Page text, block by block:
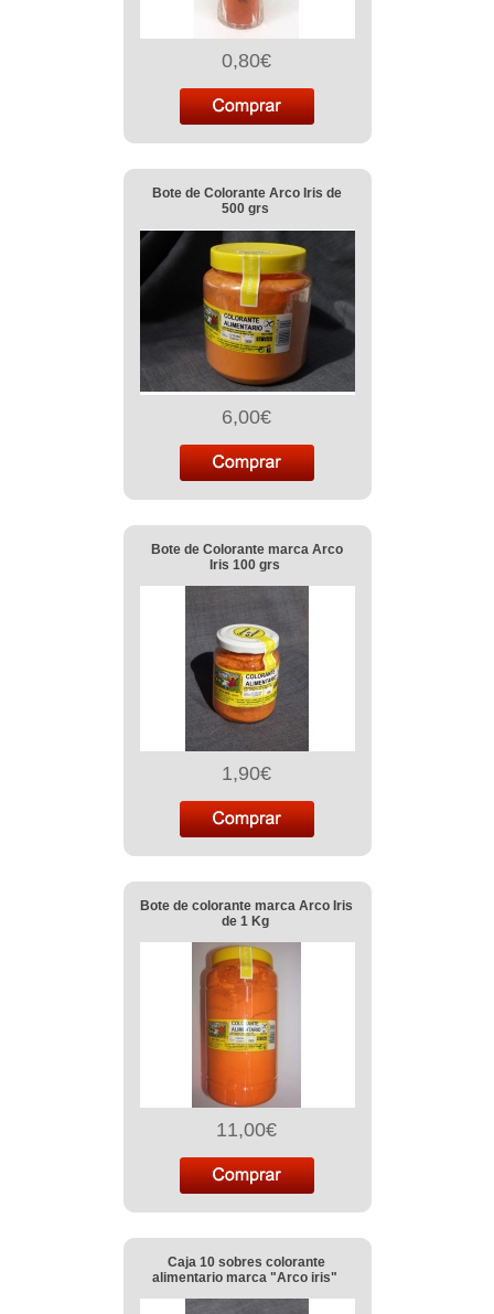
0,80€
Bote de Colorante Arco Iris de
500 grs
6,00€
Bote de Colorante marca Arco
Iris 100 grs
1,90€
Bote de colorante marca Arco Iris
de 1 Kg
11,00€
Caja 10 sobres colorante
alimentario marca "Arco iris"